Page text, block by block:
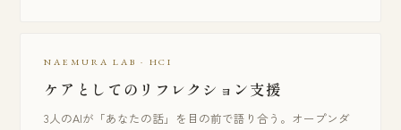
NAEMURA LAB · HCI
ケアとしてのリフレクション支援
3人のAIが「あなたの話」を目の前で語り合う。オープンダ